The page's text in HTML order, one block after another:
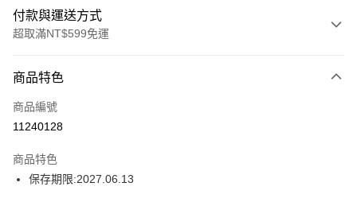
付款與運送方式
超取滿NT$599免運
信用卡一次付款
超商取貨付款
Apple Pay
商品特色
商品編號
11240128
商品特色
保存期限:2027.06.13